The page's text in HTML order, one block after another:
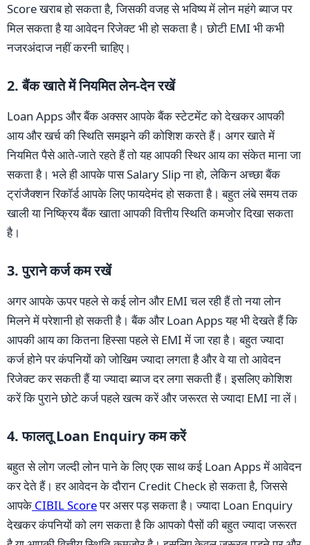
Score खराब हो सकता है, जिसकी वजह से भविष्य में लोन महंगे ब्याज पर
मिल सकता है या आवेदन रिजेक्ट भी हो सकता है। छोटी EMI भी कभी
नजरअंदाज नहीं करनी चाहिए।
2. बैंक खाते में नियमित लेन-देन रखें
Loan Apps और बैंक अक्सर आपके बैंक स्टेटमेंट को देखकर आपकी
आय और खर्च की स्थिति समझने की कोशिश करते हैं। अगर खाते में
नियमित पैसे आते-जाते रहते हैं तो यह आपकी स्थिर आय का संकेत माना जा
सकता है। भले ही आपके पास Salary Slip ना हो, लेकिन अच्छा बैंक
ट्रांजैक्शन रिकॉर्ड आपके लिए फायदेमंद हो सकता है। बहुत लंबे समय तक
खाली या निष्क्रिय बैंक खाता आपकी वित्तीय स्थिति कमजोर दिखा सकता
है।
3. पुराने कर्ज कम रखें
अगर आपके ऊपर पहले से कई लोन और EMI चल रही हैं तो नया लोन
मिलने में परेशानी हो सकती है। बैंक और Loan Apps यह भी देखते हैं कि
आपकी आय का कितना हिस्सा पहले से EMI में जा रहा है। बहुत ज्यादा
कर्ज होने पर कंपनियों को जोखिम ज्यादा लगता है और वे या तो आवेदन
रिजेक्ट कर सकती हैं या ज्यादा ब्याज दर लगा सकती हैं। इसलिए कोशिश
करें कि पुराने छोटे कर्ज पहले खत्म करें और जरूरत से ज्यादा EMI ना लें।
4. फालतू Loan Enquiry कम करें
बहुत से लोग जल्दी लोन पाने के लिए एक साथ कई Loan Apps में आवेदन
कर देते हैं। हर आवेदन के दौरान Credit Check हो सकता है, जिससे
आपके CIBIL Scoreपर असर पड़ सकता है। ज्यादा Loan Enquiry
देखकर कंपनियों को लग सकता है कि आपको पैसों की बहुत ज्यादा जरूरत